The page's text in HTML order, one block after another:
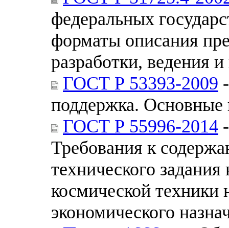
федеральных
форматы описания
разработки, ведения
ГОСТ Р 53393-2009
поддержка. Основные
ГОСТ Р 55996-2014
Требования к
технического
космической техники
экономического